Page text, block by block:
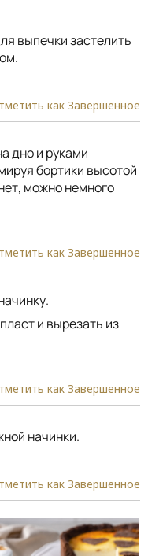
выпечки застелить
как Завершенное
дно и руками
бортики высотой
можно немного
как Завершенное
и вырезать из
как Завершенное
начинки.
как Завершенное